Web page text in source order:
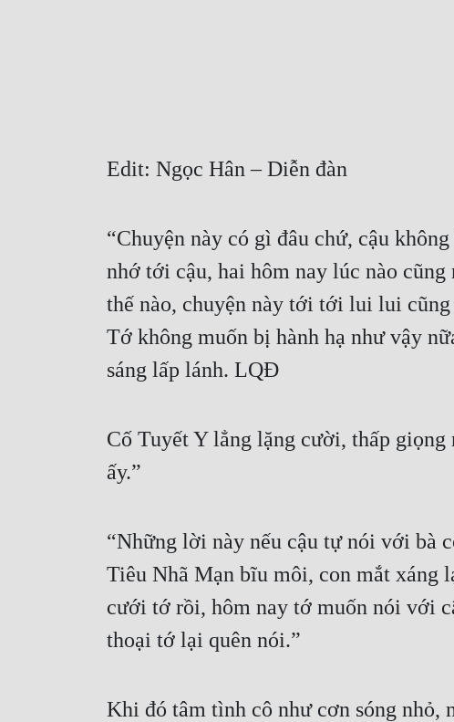
Edit: Ngọc Hân – Diễn đàn
“Chuyện này có gì đâu chứ, cậu
nhớ tới cậu, hai hôm nay lúc nào
thế nào, chuyện này tới tới lui lui
Tớ không muốn bị hành hạ như vậy
sáng lấp lánh. LQĐ
Cố Tuyết Y lẳng lặng cười, thấp giọng
ấy.”
“Những lời này nếu cậu tự nói với bà
Tiêu Nhã Mạn bĩu môi, con mắt xáng
cưới tớ rồi, hôm nay tớ muốn nói với
thoại tớ lại quên nói.”
Khi đó tâm tình cô như cơn sóng nhỏ,